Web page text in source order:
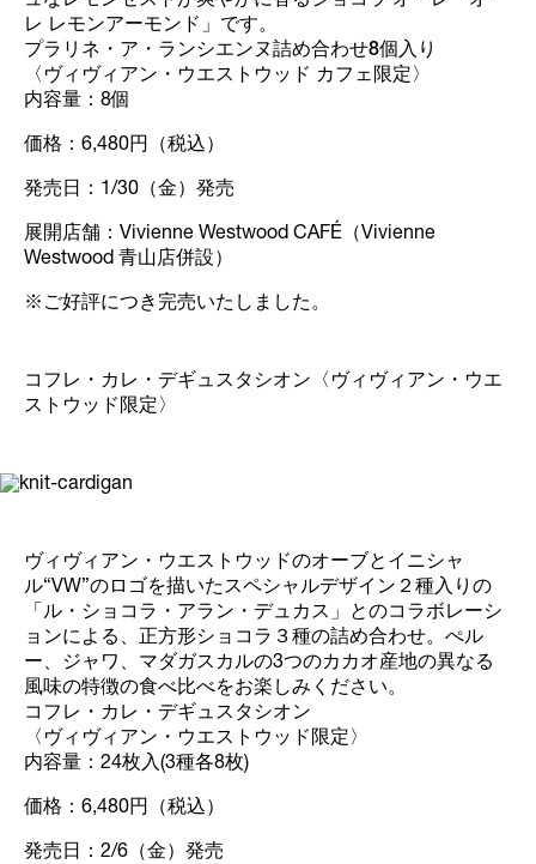
レ レモンアーモンド」です。
プラリネ・ア・ランシエンヌ詰め合わせ8個入り
〈ヴィヴィアン・ウエストウッド カフェ限定〉
内容量：8個
価格：6,480円（税込）
発売日：1/30（金）発売
展開店舗：Vivienne Westwood CAFÉ（Vivienne
Westwood 青山店併設）
※ご好評につき完売いたしました。
コフレ・カレ・デギュスタシオン〈ヴィヴィアン・ウエ
ストウッド限定〉
ヴィヴィアン・ウエストウッドのオーブとイニシャ
ル“VW”のロゴを描いたスペシャルデザイン２種入りの
「ル・ショコラ・アラン・デュカス」とのコラボレーシ
ョンによる、正方形ショコラ３種の詰め合わせ。ぺル
ー、ジャワ、マダガスカルの3つのカカオ産地の異なる
風味の特徴の食べ比べをお楽しみください。
コフレ・カレ・デギュスタシオン
〈ヴィヴィアン・ウエストウッド限定〉
内容量：24枚入(3種各8枚)
価格：6,480円（税込）
発売日：2/6（金）発売